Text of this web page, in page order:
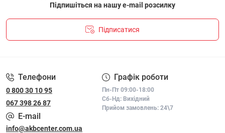
Підпишіться на нашу e-mail розсилку
Підписатися
Телефони
0 800 30 10 95
067 398 26 87
Графік роботи
Пн-Пт 09:00-18:00
Сб-Нд: Вихідний
Прийом замовлень: 24\7
E-mail
info@akbcenter.com.ua